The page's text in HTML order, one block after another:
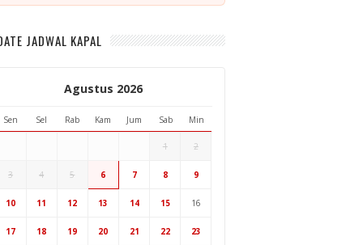
Hub Surabaya
JADWAL KAPAL
Agustus 2026
Sen Sel Rab Kam Jum Sab Min
1 2
3 4 5 6 7 8 9
10 11 12 13 14 15 16
17 18 19 20 21 22 23